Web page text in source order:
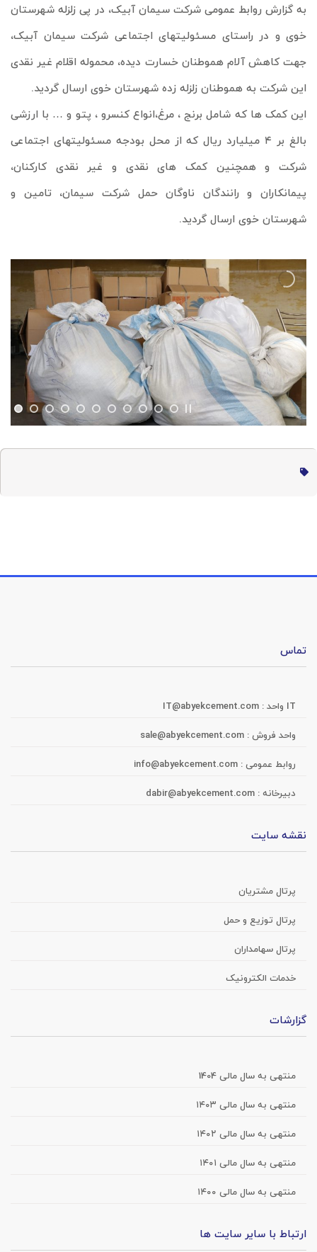
به گزارش روابط عمومی شرکت سیمان آبیک، در پی زلزله شهرستان
خوی و در راستای مسئولیتهای اجتماعی شرکت سیمان آبیک،
جهت کاهش آلام هموطنان خسارت دیده، محموله اقلام غیر نقدی
این شرکت به هموطنان زلزله زده شهرستان خوی ارسال گردید.
این کمک ها که شامل برنج ، مرغ،انواع کنسرو ، پتو و … با ارزشی
بالغ بر ۴ میلیارد ریال که از محل بودجه مسئولیتهای اجتماعی
شرکت و همچنین کمک های نقدی و غیر نقدی کارکنان،
پیمانکاران و رانندگان ناوگان حمل شرکت سیمان، تامین و
شهرستان خوی ارسال گردید.
تماس
IT واحد :
واحد فروش :
روابط عمومی :
دبیرخانه :
نقشه سایت
پرتال مشتریان
پرتال توزیع و حمل
پرتال سهامداران
خدمات الکترونیک
گزارشات
منتهی به سال مالی 1404
منتهی به سال مالی ۱۴۰۳
منتهی به سال مالی ۱۴۰۲
منتهی به سال مالی ۱۴۰۱
منتهی به سال مالی ۱۴۰۰
ارتباط با سایر سایت ها